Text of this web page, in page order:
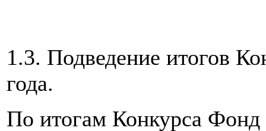
1.3. Подведение итогов
года.
По итогам Конкурса